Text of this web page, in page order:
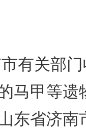
有关部门
马甲等遗
东省济南